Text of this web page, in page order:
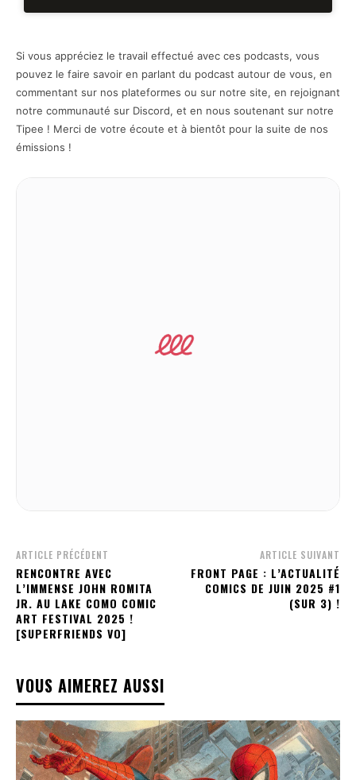
Si vous appréciez le travail effectué avec ces podcasts, vous
pouvez le faire savoir en parlant du podcast autour de vous, en
commentant sur nos plateformes ou sur notre site, en rejoignant
notre communauté sur Discord, et en nous soutenant sur notre
Tipee ! Merci de votre écoute et à bientôt pour la suite de nos
émissions !
ARTICLE PRÉCÉDENT
RENCONTRE AVEC
L’IMMENSE JOHN ROMITA
JR. AU LAKE COMO COMIC
ART FESTIVAL 2025 !
[SUPERFRIENDS VO]
ARTICLE SUIVANT
FRONT PAGE : L’ACTUALITÉ
COMICS DE JUIN 2025 #1
(SUR 3) !
VOUS AIMEREZ AUSSI